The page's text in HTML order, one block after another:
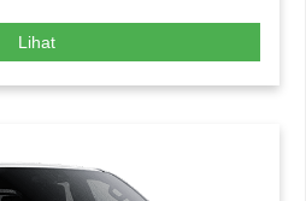
Lihat